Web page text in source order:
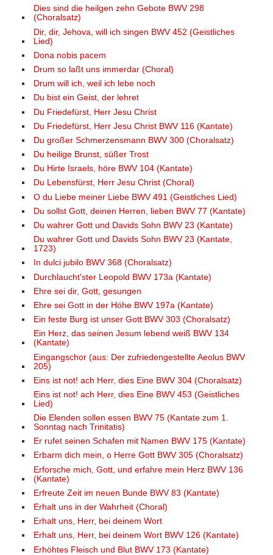
Dies sind die heilgen zehn Gebote BWV 298
(Choralsatz)
Dir, dir, Jehova, will ich singen BWV 452 (Geistliches
Lied)
Dona nobis pacem
Drum so laßt uns immerdar (Choral)
Drum will ich, weil ich lebe noch
Du bist ein Geist, der lehret
Du Friedefürst, Herr Jesu Christ
Du Friedefürst, Herr Jesu Christ BWV 116 (Kantate)
Du großer Schmerzensmann BWV 300 (Choralsatz)
Du heilige Brunst, süßer Trost
Du Hirte Israels, höre BWV 104 (Kantate)
Du Lebensfürst, Herr Jesu Christ (Choral)
O du Liebe meiner Liebe BWV 491 (Geistliches Lied)
Du sollst Gott, deinen Herren, lieben BWV 77 (Kantate)
Du wahrer Gott und Davids Sohn BWV 23 (Kantate)
Du wahrer Gott und Davids Sohn BWV 23 (Kantate,
1723)
In dulci jubilo BWV 368 (Choralsatz)
Durchlaucht'ster Leopold BWV 173a (Kantate)
Ehre sei dir, Gott, gesungen
Ehre sei Gott in der Höhe BWV 197a (Kantate)
Ein feste Burg ist unser Gott BWV 303 (Choralsatz)
Ein Herz, das seinen Jesum lebend weiß BWV 134
(Kantate)
Eingangschor (aus: Der zufriedengestellte Aeolus BWV
205)
Eins ist not! ach Herr, dies Eine BWV 304 (Choralsatz)
Eins ist not! ach Herr, dies Eine BWV 453 (Geistliches
Lied)
Die Elenden sollen essen BWV 75 (Kantate zum 1.
Sonntag nach Trinitatis)
Er rufet seinen Schafen mit Namen BWV 175 (Kantate)
Erbarm dich mein, o Herre Gott BWV 305 (Choralsatz)
Erforsche mich, Gott, und erfahre mein Herz BWV 136
(Kantate)
Erfreute Zeit im neuen Bunde BWV 83 (Kantate)
Erhalt uns in der Wahrheit (Choral)
Erhalt uns, Herr, bei deinem Wort
Erhalt uns, Herr, bei deinem Wort BWV 126 (Kantate)
Erhöhtes Fleisch und Blut BWV 173 (Kantate)